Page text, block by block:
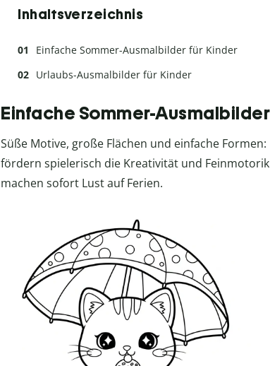
Inhaltsverzeichnis
Einfache Sommer-Ausmalbilder für Kinder
Urlaubs-Ausmalbilder für Kinder
Einfache Sommer-
Süße Motive, große Flächen und einfache Formen:
fördern spielerisch die Kreativität und
machen sofort Lust auf Ferien.